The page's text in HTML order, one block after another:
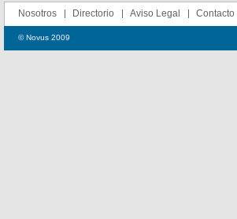
Nosotros Directorio Aviso Legal Contacto
© Novus 2009